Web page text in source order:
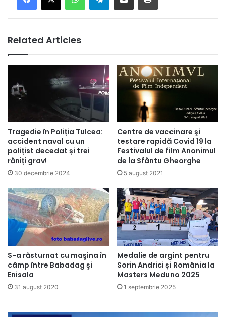
Related Articles
Tragedie în Poliția Tulcea:
accident naval cu un
polițist decedat și trei
răniți grav!
30 decembrie 2024
Centre de vaccinare şi
testare rapidă Covid 19 la
Festivalul de film Anonimul
de la Sfântu Gheorghe
5 august 2021
S-a răsturnat cu maşina în
câmp între Babadag şi
Enisala
31 august 2020
Medalie de argint pentru
Sorin Andrici și România la
Masters Meduno 2025
1 septembrie 2025